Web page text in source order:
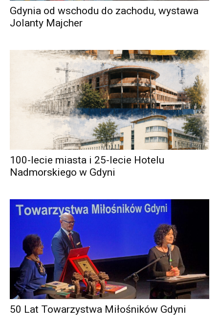
Gdynia od wschodu do zachodu, wystawa
Jolanty Majcher
100-lecie miasta i 25-lecie Hotelu
Nadmorskiego w Gdyni
50 Lat Towarzystwa Miłośników Gdyni